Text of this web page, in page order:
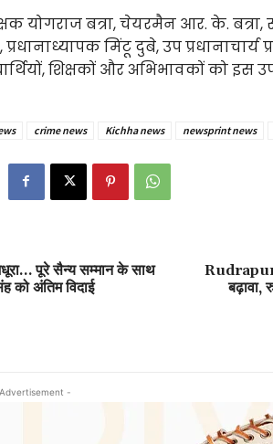
योगराज बत्रा, चेयरमैन आर. के. बत्रा,
प्रधानाध्यापक मिंटू दुबे, उप
शिक्षकों और अभिभावकों को इस
crime news Kichha news newsprint news
पूरे सैन्य सम्मान के साथ
को अंतिम विदाई
Rudrapur:
बढ़ावा,
-